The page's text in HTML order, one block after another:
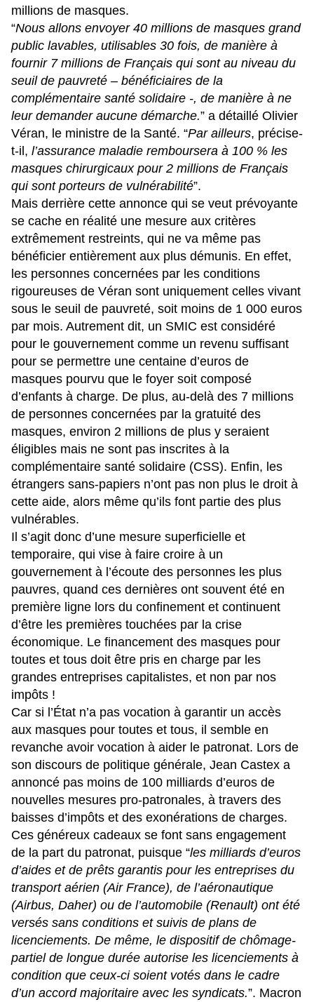
millions de masques.
“Nous allons envoyer 40 millions de masques grand
public lavables, utilisables 30 fois, de manière à
fournir 7 millions de Français qui sont au niveau du
seuil de pauvreté – bénéficiaires de la
complémentaire santé solidaire -, de manière à ne
leur demander aucune démarche.” a détaillé Olivier
Véran, le ministre de la Santé. “Par ailleurs, précise-
t-il, l’assurance maladie remboursera à 100 % les
masques chirurgicaux pour 2 millions de Français
qui sont porteurs de vulnérabilité”.
Mais derrière cette annonce qui se veut prévoyante
se cache en réalité une mesure aux critères
extrêmement restreints, qui ne va même pas
bénéficier entièrement aux plus démunis. En effet,
les personnes concernées par les conditions
rigoureuses de Véran sont uniquement celles vivant
sous le seuil de pauvreté, soit moins de 1 000 euros
par mois. Autrement dit, un SMIC est considéré
pour le gouvernement comme un revenu suffisant
pour se permettre une centaine d’euros de
masques pourvu que le foyer soit composé
d’enfants à charge. De plus, au-delà des 7 millions
de personnes concernées par la gratuité des
masques, environ 2 millions de plus y seraient
éligibles mais ne sont pas inscrites à la
complémentaire santé solidaire (CSS). Enfin, les
étrangers sans-papiers n’ont pas non plus le droit à
cette aide, alors même qu’ils font partie des plus
vulnérables.
Il s’agit donc d’une mesure superficielle et
temporaire, qui vise à faire croire à un
gouvernement à l’écoute des personnes les plus
pauvres, quand ces dernières ont souvent été en
première ligne lors du confinement et continuent
d’être les premières touchées par la crise
économique. Le financement des masques pour
toutes et tous doit être pris en charge par les
grandes entreprises capitalistes, et non par nos
impôts !
Car si l’État n’a pas vocation à garantir un accès
aux masques pour toutes et tous, il semble en
revanche avoir vocation à aider le patronat. Lors de
son discours de politique générale, Jean Castex a
annoncé pas moins de 100 milliards d’euros de
nouvelles mesures pro-patronales, à travers des
baisses d’impôts et des exonérations de charges.
Ces généreux cadeaux se font sans engagement
de la part du patronat, puisque “les milliards d’euros
d’aides et de prêts garantis pour les entreprises du
transport aérien (Air France), de l’aéronautique
(Airbus, Daher) ou de l’automobile (Renault) ont été
versés sans conditions et suivis de plans de
licenciements. De même, le dispositif de chômage-
partiel de longue durée autorise les licenciements à
condition que ceux-ci soient votés dans le cadre
d’un accord majoritaire avec les syndicats.”. Macron